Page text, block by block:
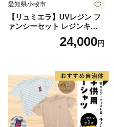
満市にご注目ください。
愛知県小牧市
【リュミエラ】UVレジン フ
ァンシーセット レジンキッ
ト ハンドメイド レジンクラ
フト アクセサリーキット 手
24,000円